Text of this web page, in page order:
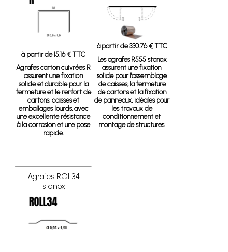
à partir de 15.16 € TTC
Agrafes carton cuivrées R
assurent une fixation
solide et durable pour la
fermeture et le renfort de
cartons, caisses et
emballages lourds, avec
une excellente résistance
à la corrosion et une pose
rapide.
à partir de 330.76 € TTC
Les agrafes R555 stanox
assurent une fixation
solide pour l'assemblage
de caisses, la fermeture
de cartons et la fixation
de panneaux, idéales pour
les travaux de
conditionnement et
montage de structures.
Agrafes ROL34
stanox